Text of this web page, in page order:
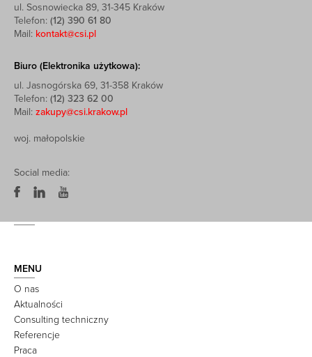
ul. Sosnowiecka 89, 31-345 Kraków
Telefon: (12) 390 61 80
Mail: kontakt@csi.pl
Biuro (Elektronika użytkowa):
ul. Jasnogórska 69, 31-358 Kraków
Telefon: (12) 323 62 00
Mail: zakupy@csi.krakow.pl
woj. małopolskie
Social media:
MENU
O nas
Aktualności
Consulting techniczny
Referencje
Praca